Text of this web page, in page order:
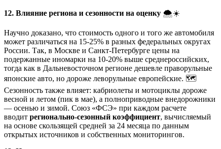
12. Влияние региона и сезонности на оценку 🌨️☀️
Научно доказано, что стоимость одного и того же автомобиля
может различаться на 15-25% в разных федеральных округах
России. Так, в Москве и Санкт-Петербурге цены на
подержанные иномарки на 10-20% выше среднероссийских,
тогда как в Дальневосточном регионе дешевле праворульные
японские авто, но дороже леворульные европейские. 🗺️
Сезонность также влияет: кабриолеты и мотоциклы дороже
весной и летом (пик в мае), а полноприводные внедорожники
— осенью и зимой. Союз «ФСЭ» при каждом расчете
вводит регионально-сезонный коэффициент, вычисляемый
на основе скользящей средней за 24 месяца по данным
открытых источников и собственных мониторингов.